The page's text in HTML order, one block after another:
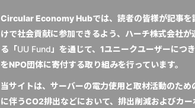
Circular Economy Hubでは、読者の皆様が記事を
けで社会貢献に参加できるよう、ハーチ株式会社が
る「UU Fund」を通じて、1ユニークユーザーにつ
をNPO団体に寄付する取り組みを行っています。
当サイトは、サーバーの電力使用と取材活動のため
に伴うCO2排出などにおいて、排出削減およびカー